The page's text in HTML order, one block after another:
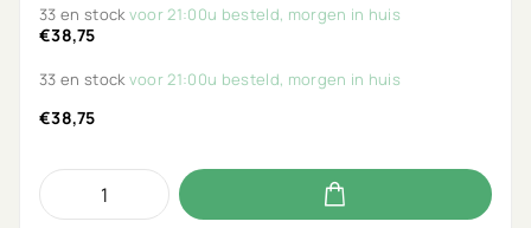
33 en stockvoor 21:00u besteld, morgen in huis
€38,75
33 en stockvoor 21:00u besteld, morgen in huis
€38,75